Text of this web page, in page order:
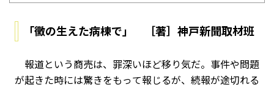
「黴の生えた病棟で」 ［著］神戸新聞取材班
報道という商売は、罪深いほど移り気だ。事件や問題
が起きた時には驚きをもって報じるが、続報が途切れる